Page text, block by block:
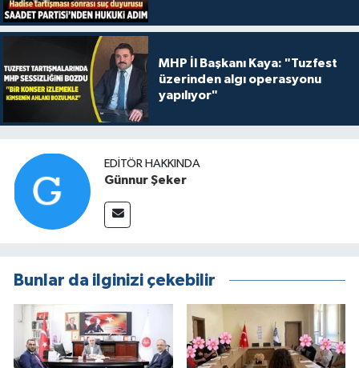
MHP İl Başkanı Kaya: "Tuzfest
üzerinden algı operasyonu
yapılıyor"
EDITÖR HAKKINDA
Günnur Şeker
Bunlar da ilginizi çekebilir